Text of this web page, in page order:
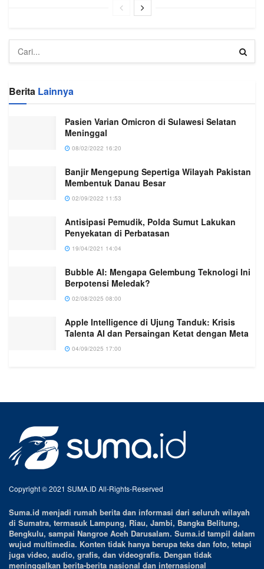
Berita Lainnya
Pasien Varian Omicron di Sulawesi Selatan
Meninggal
08/02/2022 16:20
Banjir Mengepung Sepertiga Wilayah Pakistan
Membentuk Danau Besar
02/09/2022 11:53
Antisipasi Pemudik, Polda Sumut Lakukan
Penyekatan di Perbatasan
19/04/2021 14:04
Bubble AI: Mengapa Gelembung Teknologi Ini
Berpotensi Meledak?
02/08/2025 08:00
Apple Intelligence di Ujung Tanduk: Krisis
Talenta AI dan Persaingan Ketat dengan Meta
04/09/2025 17:00
Copyright © 2021 SUMA.ID All-Rights-Reserved
Suma.id menjadi rumah berita dan informasi dari seluruh wilayah
di Sumatra, termasuk Lampung, Riau, Jambi, Bangka Belitung,
Bengkulu, sampai Nangroe Aceh Darusalam. Suma.id tampil dalam
wujud multimedia. Konten tidak hanya berupa teks dan foto, tetapi
juga video, audio, grafis, dan videografis. Dengan tidak
meninggalkan berita-berita nasional dan internasional